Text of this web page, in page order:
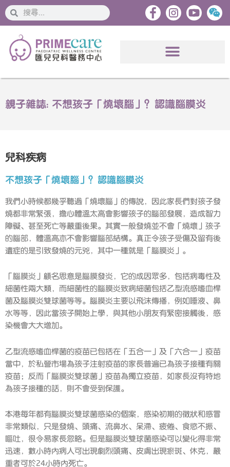
搜
索
搜
索
親子雜誌: 不想孩子「燒壞腦」？認識腦膜炎
兒科疾病
不想孩子「燒壞腦」？認識腦膜炎
我們小時候都幾乎聽過「燒壞腦」的傳說，因此家長們對孩子發
燒都非常緊張，擔心體溫太高會影響孩子的腦部發展，造成智力
障礙、甚至死亡等嚴重後果。其實一般發燒並不會「燒壞」孩子
的腦部，體溫高亦不會影響腦部結構。真正令孩子受傷及留有後
遺症的是引致發燒的元兇，其中一種就是「腦膜炎」。
「腦膜炎」顧名思意是腦膜發炎，它的成因眾多，包括病毒性及
細菌性兩大類，而細菌性的腦膜炎致病細菌包括乙型流感嗜血桿
菌及腦膜炎雙球菌等等。腦膜炎主要以飛沫傳播，例如唾液、鼻
水等等，因此當孩子開始上學，與其他小朋友有緊密接觸後，感
染機會大大增加。
乙型流感嗜血桿菌的疫苗已包括在「五合一」及「六合一」疫苗
當中，於私營市場為孩子注射疫苗的家長普遍已為孩子接種有關
疫苗；反而「腦膜炎雙球菌」疫苗為獨立疫苗，如家長沒有特地
為孩子接種的話，則不會受到保護。
本港每年都有腦膜炎雙球菌感染的個案，感染初期的徵狀和感冒
非常類似，只是發燒、頭痛、流鼻水、呆滯、疲倦、食慾不振、
嘔吐，很令易家長忽略。但是腦膜炎雙球菌感染可以變化得非常
迅速，數小時內病人可出現劇烈頭痛、皮膚出現瘀斑、休克，嚴
重者可於24小時內死亡。